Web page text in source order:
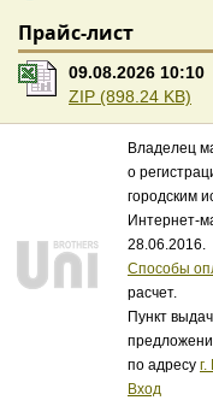
Прайс-лист
09.08.2026 10:10
ZIP (898.24 KB)
Владелец
о
городским
Интернет-
28.06.2016.
Способы
расчет.
Пункт
по адресу
Вход